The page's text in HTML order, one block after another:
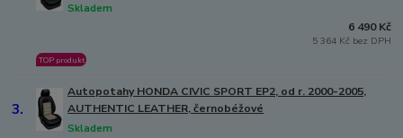
Skladem
TOP produkt
6 490 Kč
5 364 Kč bez DPH
3.
Autopotahy HONDA CIVIC SPORT EP2, od r. 2000-2005,
AUTHENTIC LEATHER, černobéžové
Skladem